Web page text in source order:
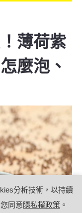
薄荷紫
麼泡、
分析技術，以持續
同意隱私權政策 。